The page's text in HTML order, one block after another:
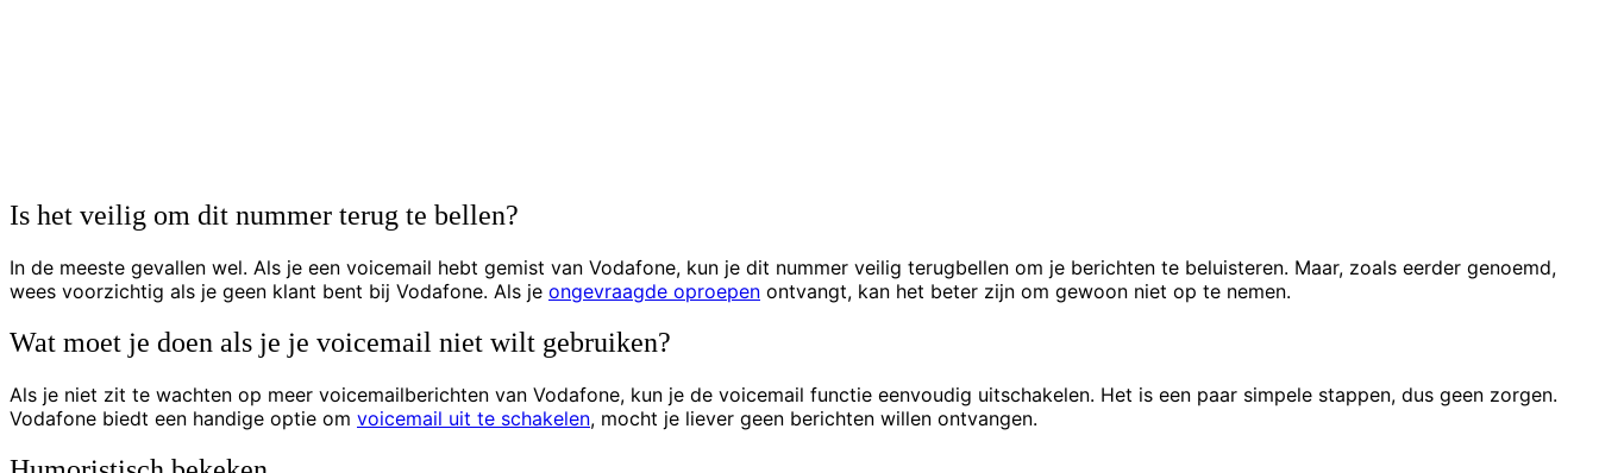
Is het veilig om dit nummer terug te bellen?
In de meeste gevallen wel. Als je een voicemail hebt gemist van Vodafone, kun je dit nummer veilig terugbellen om je berichten te beluisteren. Maar, zoals eerder genoemd,
wees voorzichtig als je geen klant bent bij Vodafone. Als je ongevraagde oproepen ontvangt, kan het beter zijn om gewoon niet op te nemen.
Wat moet je doen als je je voicemail niet wilt gebruiken?
Als je niet zit te wachten op meer voicemailberichten van Vodafone, kun je de voicemail functie eenvoudig uitschakelen. Het is een paar simpele stappen, dus geen zorgen.
Vodafone biedt een handige optie om voicemail uit te schakelen, mocht je liever geen berichten willen ontvangen.